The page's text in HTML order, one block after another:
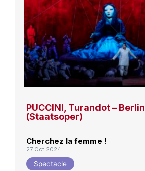
PUCCINI, Turandot – Berlin
(Staatsoper)
Cherchez la femme !
27 Oct 2024
Spectacle